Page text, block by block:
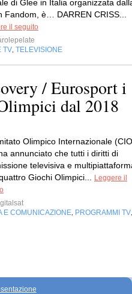
di Glee in Italia organizzata
Fandom, è… DARREN CRISS...
il seguito
TV TELEVISIONE
/ Eurosport i
dal 2018
Olimpico Internazionale
annunciato che tutti i diritti di
televisiva e
Giochi Olimpici...
Leggere il
E COMUNICAZIONE PROGRAMMI TV